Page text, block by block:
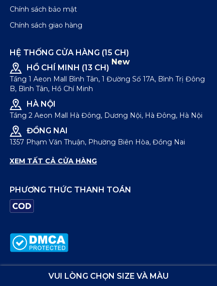
Chính sách bảo mật
Chính sách giao hàng
HỆ THỐNG CỬA HÀNG (15 CH)
HỒ CHÍ MINH (13 CH)
New
Tầng 1 Aeon Mall Bình Tân, 1 Đường Số 17A, Bình Trị Đông
B, Bình Tân, Hồ Chí Minh
HÀ NỘI
Tầng 2 Aeon Mall Hà Đông, Dương Nội, Hà Đông, Hà Nội
ĐỒNG NAI
1357 Phạm Văn Thuận, Phường Biên Hòa, Đồng Nai
XEM TẤT CẢ CỬA HÀNG
PHƯƠNG THỨC THANH TOÁN
© Bản quyền thuộc vềICONDENIM
VUI LÒNG CHỌN SIZE VÀ MÀU